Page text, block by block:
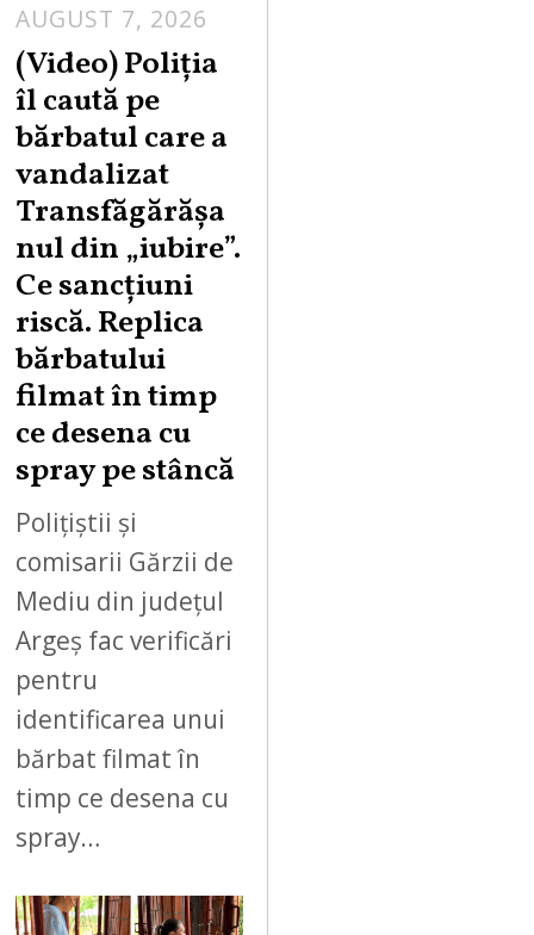
AUGUST 7, 2026
U
G
S
7
,
(Video) Poliția
îl caută pe
bărbatul care a
vandalizat
Transfăgărășa
nul din „iubire”.
Ce sancțiuni
riscă. Replica
bărbatului
filmat în timp
ce desena cu
spray pe stâncă
Polițiștii și
comisarii Gărzii de
Mediu din județul
Argeș fac verificări
pentru
identificarea unui
bărbat filmat în
timp ce desena cu
spray…